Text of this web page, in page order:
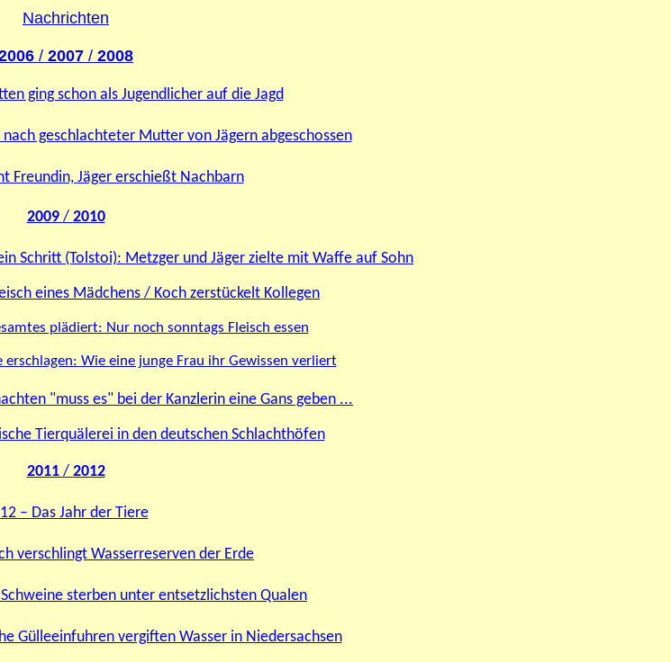
Nachrichten
/ 2007 / 2008
ging schon als Jugendlicher auf die Jagd
geschlachteter Mutter von Jägern abgeschossen
Freundin, Jäger erschießt Nachbarn
2009 / 2010
Schritt (Tolstoi): Metzger und Jäger zielte mit Waffe auf Sohn
eines Mädchens / Koch zerstückelt Kollegen
plädiert: Nur noch sonntags Fleisch essen
erschlagen: Wie eine junge Frau ihr Gewissen verliert
"muss es" bei der Kanzlerin eine Gans geben ...
Tierquälerei in den deutschen Schlachthöfen
2011 / 2012
– Das Jahr der Tiere
verschlingt Wasserreserven der Erde
sterben unter entsetzlichsten Qualen
Gülleeinfuhren vergiften Wasser in Niedersachsen